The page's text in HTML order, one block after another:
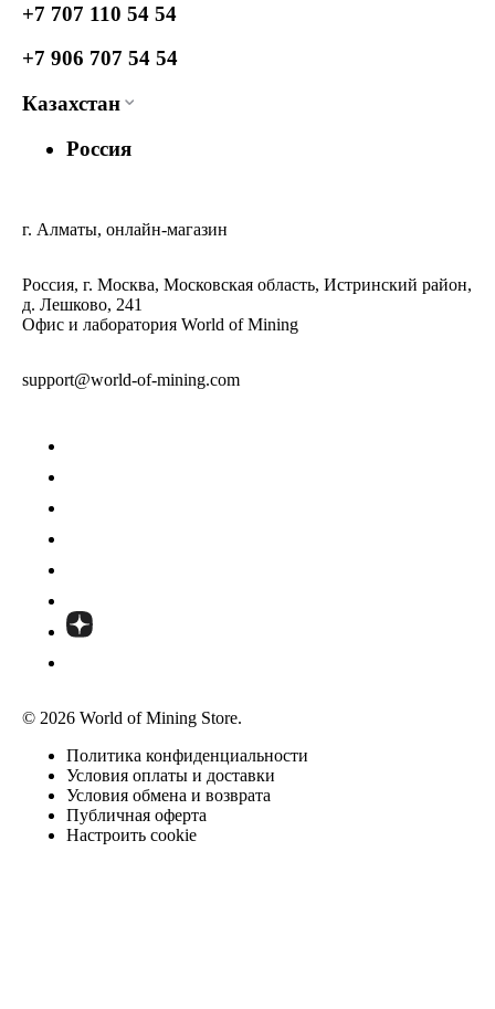
+7 707 110 54 54
+7 906 707 54 54
Казахстан
Россия
г. Алматы, онлайн-магазин
Россия, г. Москва, Московская область, Истринский район,
д. Лешково, 241
Офис и лаборатория World of Mining
support@world-of-mining.com
© 2026 World of Mining Store.
Политика конфиденциальности
Условия оплаты и доставки
Условия обмена и возврата
Публичная оферта
Настроить cookie